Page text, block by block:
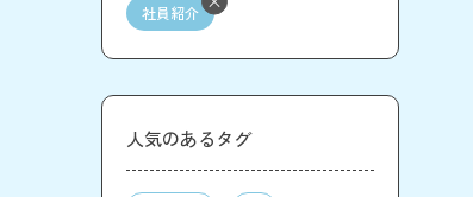
社員紹介
人気のあるタグ